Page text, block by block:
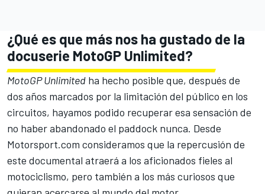
¿Qué es que más nos ha gustado de la
docuserie MotoGP Unlimited?
MotoGP Unlimited ha hecho posible que, después de
dos años marcados por la limitación del público en los
circuitos, hayamos podido recuperar esa sensación de
no haber abandonado el paddock nunca. Desde
Motorsport.com consideramos que la repercusión de
este documental atraerá a los aficionados fieles al
motociclismo, pero también a los más curiosos que